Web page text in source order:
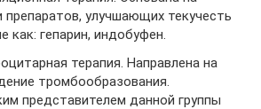
препаратов, улучшающих текучесть
как: гепарин, индобуфен.
терапия. Направлена на
тромбообразования.
представителем данной группы